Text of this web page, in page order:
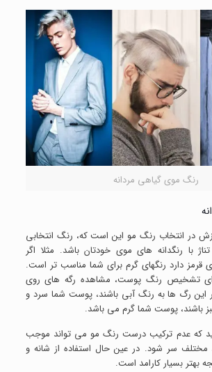
رنگ موی گیاهی مردانه
در انتخاب رنگ مو این است که، رنگ انتخابی
با رنگدانه های موی خودتان باشد. مثلا اگر
قرمز دارد رنگهای گرم برای شما مناسب تر است.
تشخیص رنگ پوست، مشاهده رگه های روی
رگ ها به رنگ آبی باشند، پوست شما سرد و
باشند، پوست شما گرم می باشد.
که عدم ترکیب درست رنگ مو می تواند موجب
مختلف سر شود. در عین حال استفاده از شانه و
بهتر بسیار کارامد است.